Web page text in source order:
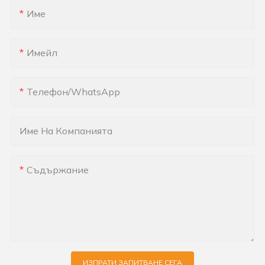
Име
Имейл
Телефон/WhatsApp
Име На Компанията
Съдържание
ИЗПРАТИ ЗАПИТВАНЕ СЕГА